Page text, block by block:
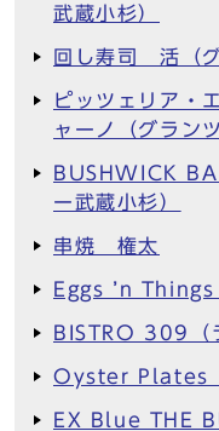
武蔵小杉）
回し寿司 活（グ
ピッツェリア・
ャーノ（グラン
BUSHWICK
ー武蔵小杉）
串焼 権太
Eggs ’n Things
BISTRO 309（
Oyster Plates（
EX Blue THE